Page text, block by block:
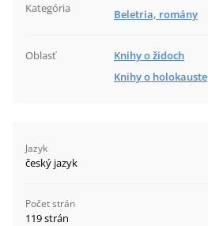
Kategória Beletria, romány
Oblasť
Knihy o židoch
Knihy o holokauste
Jazyk
český jazyk
Počet strán
119 strán